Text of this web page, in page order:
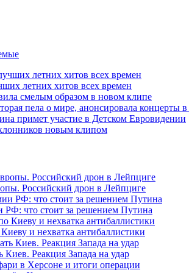
летних хитов всех времен
смелым образом в новом клипе
пела о мире, анонсировала концерты
примет участие в Детском Евровидении
новым клипом
Российский дрон в Лейпциге
РФ: что стоит за решением Путина
и нехватка антибаллистики
Киев. Реакция Запада на удар